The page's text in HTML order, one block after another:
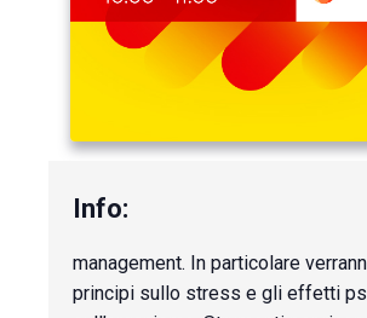
management. In particolare
principi sullo stress e gli effetti